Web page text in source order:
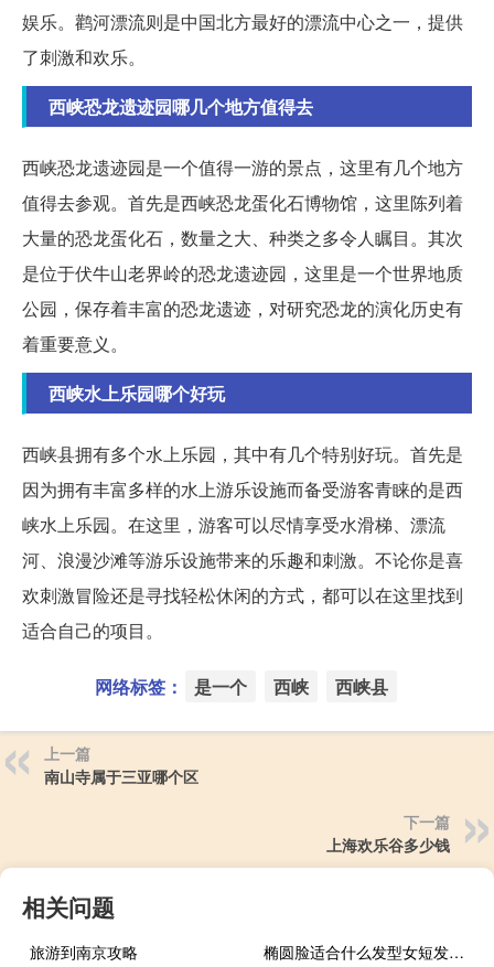
娱乐。鹳河漂流则是中国北方最好的漂流中心之一，提供
了刺激和欢乐。
西峡恐龙遗迹园哪几个地方值得去
西峡恐龙遗迹园是一个值得一游的景点，这里有几个地方
值得去参观。首先是西峡恐龙蛋化石博物馆，这里陈列着
大量的恐龙蛋化石，数量之大、种类之多令人瞩目。其次
是位于伏牛山老界岭的恐龙遗迹园，这里是一个世界地质
公园，保存着丰富的恐龙遗迹，对研究恐龙的演化历史有
着重要意义。
西峡水上乐园哪个好玩
西峡县拥有多个水上乐园，其中有几个特别好玩。首先是
因为拥有丰富多样的水上游乐设施而备受游客青睐的是西
峡水上乐园。在这里，游客可以尽情享受水滑梯、漂流
河、浪漫沙滩等游乐设施带来的乐趣和刺激。不论你是喜
欢刺激冒险还是寻找轻松休闲的方式，都可以在这里找到
适合自己的项目。
网络标签： 是一个 西峡 西峡县
上一篇
南山寺属于三亚哪个区
下一篇
上海欢乐谷多少钱
相关问题
旅游到南京攻略
椭圆脸适合什么发型女短发学生